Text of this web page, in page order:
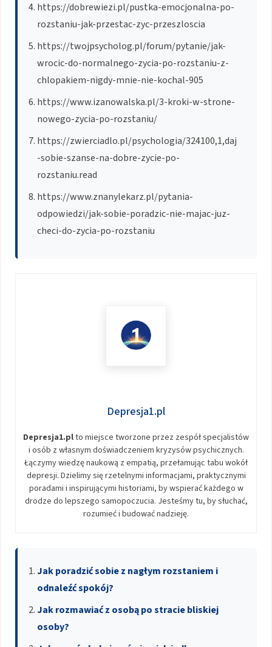
https://dobrewiezi.pl/pustka-emocjonalna-po-
rozstaniu-jak-przestac-zyc-przeszloscia
https://twojpsycholog.pl/forum/pytanie/jak-
wrocic-do-normalnego-zycia-po-rozstaniu-z-
chlopakiem-nigdy-mnie-nie-kochal-905
https://www.izanowalska.pl/3-kroki-w-strone-
nowego-zycia-po-rozstaniu/
https://zwierciadlo.pl/psychologia/324100,1,daj
-sobie-szanse-na-dobre-zycie-po-
rozstaniu.read
https://www.znanylekarz.pl/pytania-
odpowiedzi/jak-sobie-poradzic-nie-majac-juz-
checi-do-zycia-po-rozstaniu
Depresja1.pl
Depresja1.plto miejsce tworzone przez zespół specjalistów
i osób z własnym doświadczeniem kryzysów psychicznych.
Łączymy wiedzę naukową z empatią, przełamując tabu wokół
depresji. Dzielimy się rzetelnymi informacjami, praktycznymi
poradami i inspirującymi historiami, by wspierać każdego w
drodze do lepszego samopoczucia. Jesteśmy tu, by słuchać,
rozumieć i budować nadzieję.
Jak poradzić sobie z nagłym rozstaniem i
odnaleźć spokój?
Jak rozmawiać z osobą po stracie bliskiej
osoby?